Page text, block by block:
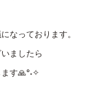
なっております。
ましたら
す🙏°˖✧